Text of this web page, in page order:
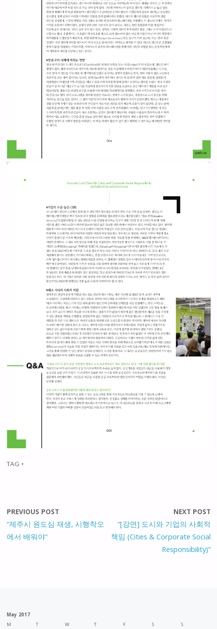
TAG •
PREVIOUS POST
“제주시 원도심 재생, 시행착오
에서 배워야”
NEXT POST
“[강연] 도시와 기업의 사회적
책임 (Cities & Corporate Social
Responsibility)”
May 2017
M
T W T F S
S